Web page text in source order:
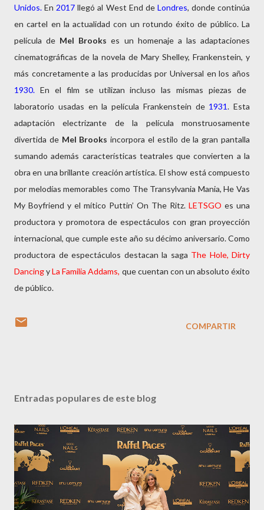
Unidos. En 2017 llegó al West End de Londres, donde continúa
en cartel en la actualidad con un rotundo éxito de público. La
película de Mel Brooks es un homenaje a las adaptaciones
cinematográficas de la novela de Mary Shelley, Frankenstein, y
más concretamente a las producidas por Universal en los años
1930. En el film se utilizan incluso las mismas piezas de
laboratorio usadas en la película Frankenstein de 1931. Esta
adaptación electrizante de la película monstruosamente
divertida de Mel Brooksincorpora el estilo de la gran pantalla
sumando además características teatrales que convierten a la
obra en una brillante creación artística. El show está compuesto
por melodías memorables como The Transylvania Mania, He Vas
My Boyfriend y el mítico Puttin’ On The Ritz. LETSGO es una
productora y promotora de espectáculos con gran proyección
internacional, que cumple este año su décimo aniversario. Como
productora de espectáculos destacan la saga The Hole, Dirty
DancingyLa Familia Addams, que cuentan con un absoluto éxito
de público.
COMPARTIR
Entradas populares de este blog